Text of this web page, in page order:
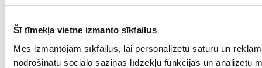
Šī tīmekļa vietne izmanto sīkfailus
Mēs izmantojam sīkfailus, lai personalizētu saturu un
nodrošinātu sociālo saziņas līdzekļu funkcijas un analizētu
Кольцо 1110-4561
Проба: 750, Bес: 9.59